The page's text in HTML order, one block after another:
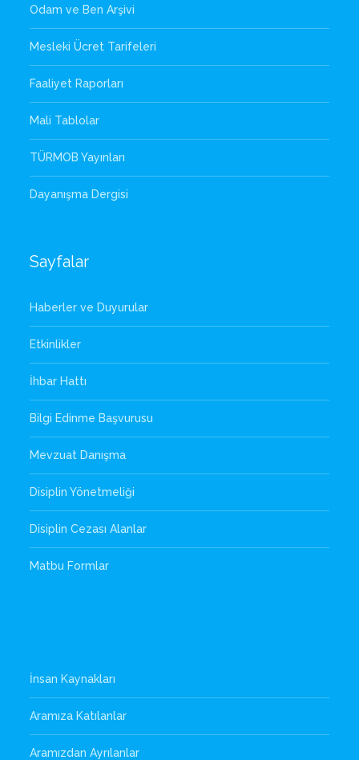
Odam ve Ben Arşivi
Mesleki Ücret Tarifeleri
Faaliyet Raporları
Mali Tablolar
TÜRMOB Yayınları
Dayanışma Dergisi
Sayfalar
Haberler ve Duyurular
Etkinlikler
İhbar Hattı
Bilgi Edinme Başvurusu
Mevzuat Danışma
Disiplin Yönetmeliği
Disiplin Cezası Alanlar
Matbu Formlar
İnsan Kaynakları
Aramıza Katılanlar
Aramızdan Ayrılanlar